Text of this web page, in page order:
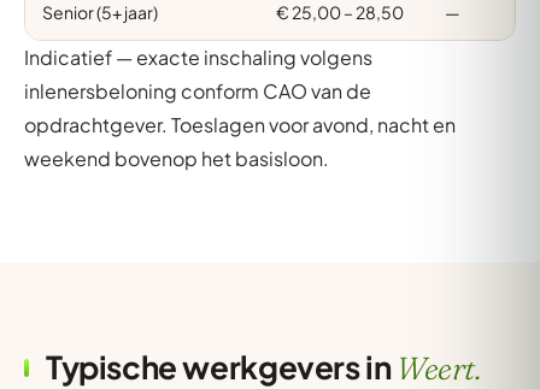
Senior (5+ jaar) € 25,00 – 28,50 —
Indicatief — exacte inschaling volgens
inlenersbeloning conform CAO van de
opdrachtgever. Toeslagen voor avond, nacht en
weekend bovenop het basisloon.
Typische werkgevers in Weert.